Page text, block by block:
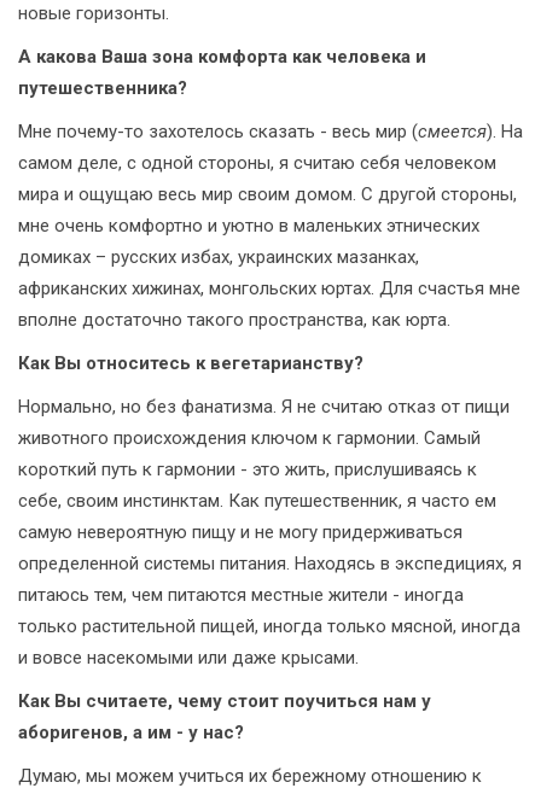
новые горизонты.
А какова Ваша зона комфорта как человека и
путешественника?
Мне почему-то захотелось сказать - весь мир (смеется). На
самом деле, с одной стороны, я считаю себя человеком
мира и ощущаю весь мир своим домом. С другой стороны,
мне очень комфортно и уютно в маленьких этнических
домиках – русских избах, украинских мазанках,
африканских хижинах, монгольских юртах. Для счастья мне
вполне достаточно такого пространства, как юрта.
Как Вы относитесь к вегетарианству?
Нормально, но без фанатизма. Я не считаю отказ от пищи
животного происхождения ключом к гармонии. Самый
короткий путь к гармонии - это жить, прислушиваясь к
себе, своим инстинктам. Как путешественник, я часто ем
самую невероятную пищу и не могу придерживаться
определенной системы питания. Находясь в экспедициях, я
питаюсь тем, чем питаются местные жители - иногда
только растительной пищей, иногда только мясной, иногда
и вовсе насекомыми или даже крысами.
Как Вы считаете, чему стоит поучиться нам у
аборигенов, а им - у нас?
Думаю, мы можем учиться их бережному отношению к